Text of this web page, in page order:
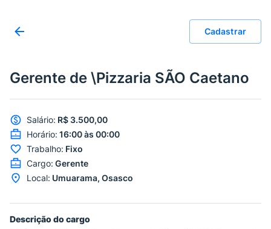
Cadastrar
Gerente de \Pizzaria SÃO Caetano
Salário: R$ 3.500,00
Horário: 16:00 às 00:00
Trabalho: Fixo
Cargo: Gerente
Local: Umuarama, Osasco
Descrição do cargo